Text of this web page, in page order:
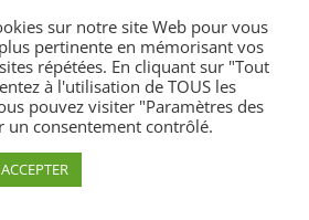
sur notre site Web pour vous
pertinente en mémorisant vos
répétées. En cliquant sur "Tout
à l'utilisation de TOUS les
pouvez visiter "Paramètres des
consentement contrôlé.